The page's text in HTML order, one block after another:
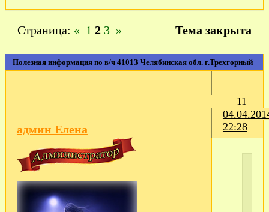
Полезная информация по в/ч 41013 Челябинская обл. г.Трехгорный
Страница: « 1 2 3 » Тема закрыта
11
22:28
админ Елена